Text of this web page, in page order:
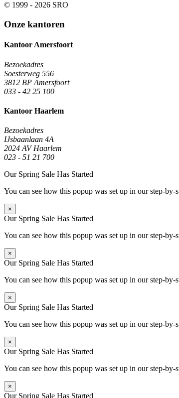
© 1999 - 2026 SRO
Onze kantoren
Kantoor Amersfoort
Bezoekadres
Soesterweg 556
3812 BP Amersfoort
033 - 42 25 100
Kantoor Haarlem
Bezoekadres
IJsbaanlaan 4A
2024 AV Haarlem
023 - 51 21 700
Our Spring Sale Has Started
You can see how this popup was set up in our step-
×
Our Spring Sale Has Started
You can see how this popup was set up in our step-
×
Our Spring Sale Has Started
You can see how this popup was set up in our step-
×
Our Spring Sale Has Started
You can see how this popup was set up in our step-
×
Our Spring Sale Has Started
You can see how this popup was set up in our step-
×
Our Spring Sale Has Started